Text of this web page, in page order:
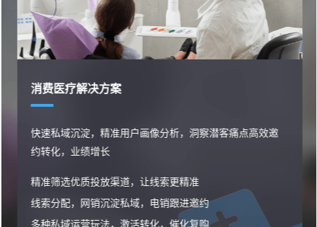
消费医疗解决方案
快速私域沉淀，精准用户画像分析，洞察潜客痛点高效邀
约转化，业绩增长
精准筛选优质投放渠道，让线索更精准
线索分配，网销沉淀私域，电销跟进邀约
多种私域运营玩法，激活转化，催化复购